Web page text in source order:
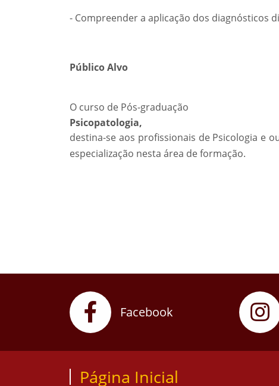
- Compreender a aplicação dos diagnósticos
Público Alvo
O curso de Pós-graduação
Psicopatologia,
destina-se aos profissionais de Psicologia e
especialização nesta área de formação.
Facebook
Página Inicial